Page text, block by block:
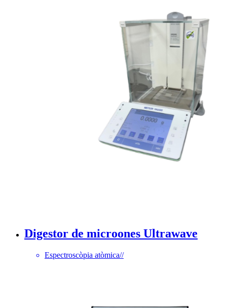
Digestor de microones Ultrawave
Espectroscòpia atòmica//